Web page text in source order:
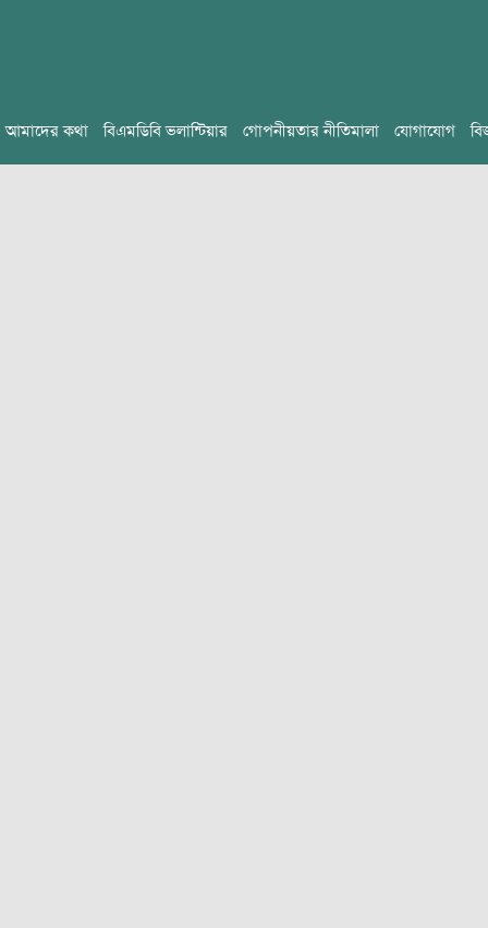
আমাদের কথা বিএমডিবি ভলান্টিয়ার গোপনীয়তার নীতিমালা যোগাযোগ